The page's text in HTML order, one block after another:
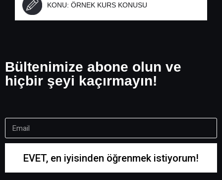
KONU: ÖRNEK KURS KONUSU
Bültenimize abone olun ve
hiçbir şeyi kaçırmayın!
EVET, en iyisinden öğrenmek istiyorum!